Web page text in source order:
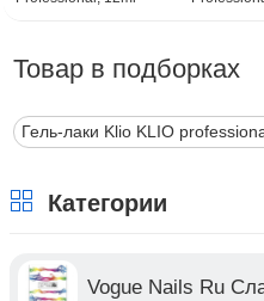
Товар в подборках
Гель-лаки Klio KLIO
Категории
Vogue Nails Ru